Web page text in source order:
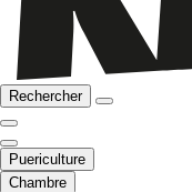
Rechercher
Puericulture
Chambre